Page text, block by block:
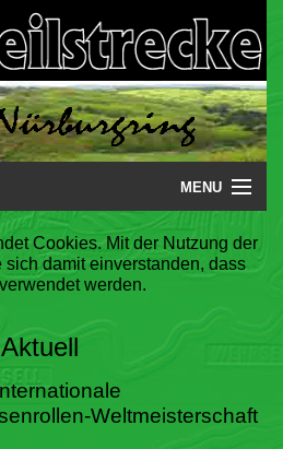
MENU
Cookies. Mit der Nutzung der
damit einverstanden, dass
werden.
Aktuell
Weltmeisterschaft